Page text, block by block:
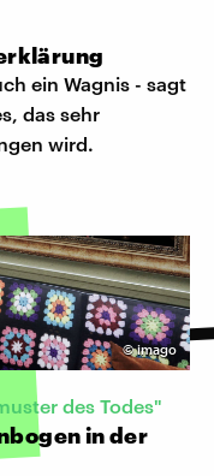
ein Wagnis - sagt
das sehr
wird.
©imago
des Todes"
in der